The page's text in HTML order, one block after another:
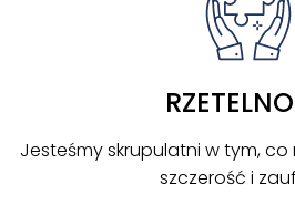
Jesteśmy skrupulatni w tym,
szczerość i